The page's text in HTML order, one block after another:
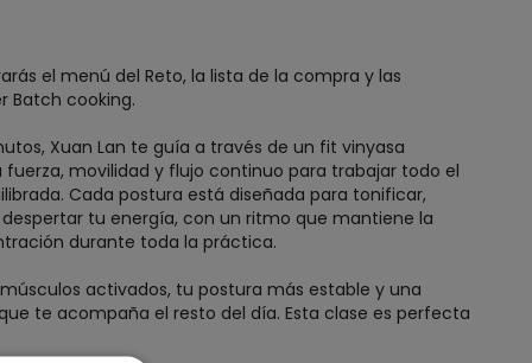
el menú del Reto, la lista de la compra y las
Batch cooking.
Xuan Lan te guía a través de un fit vinyasa
movilidad y flujo continuo para trabajar todo el
Cada postura está diseñada para tonificar,
tu energía, con un ritmo que mantiene la
durante toda la práctica.
activados, tu postura más estable y una
te acompaña el resto del día. Esta clase es perfecta
con fuerza, claridad y enfoque, integrando